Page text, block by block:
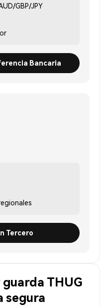
GBP/JPY
Bancaria
Tercero
guarda THUG
segura